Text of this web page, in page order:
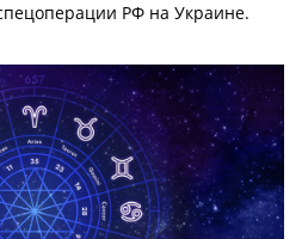
РФ на Украине.